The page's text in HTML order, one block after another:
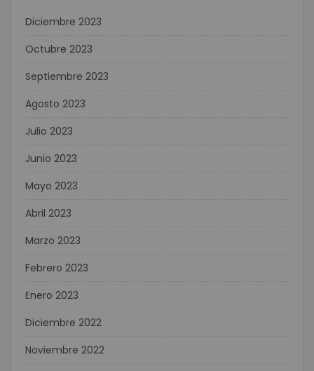
Diciembre 2023
Octubre 2023
Septiembre 2023
Agosto 2023
Julio 2023
Junio 2023
Mayo 2023
Abril 2023
Marzo 2023
Febrero 2023
Enero 2023
Diciembre 2022
Noviembre 2022